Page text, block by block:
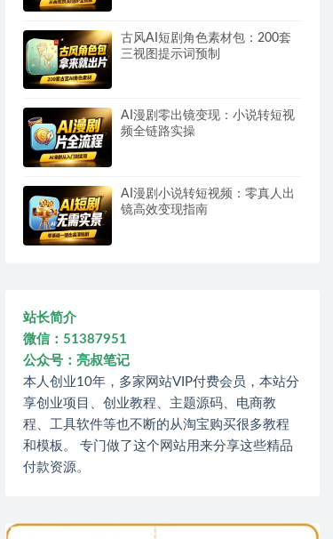
古风AI短剧角色素材包：200套
三视图提示词预制
AI漫剧零出镜变现：小说转短视
频全链路实操
AI漫剧小说转短视频：零真人出
镜高效变现指南
站长简介
微信：51387951
公众号：亮叔笔记
本人创业10年，多家网站VIP付费会员，本站分
享创业项目、创业教程、主题源码、电商教
程、工具软件等也不断的从淘宝购买很多教程
和模板。 专门做了这个网站用来分享这些精品
付款资源。